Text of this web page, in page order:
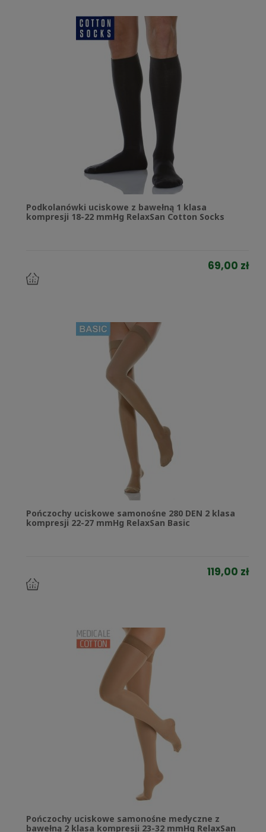
Podkolanówki uciskowe z bawełną 1 klasa
kompresji 18-22 mmHg RelaxSan Cotton Socks
69,00 zł
do
koszyka
Pończochy uciskowe samonośne 280 DEN 2 klasa
kompresji 22-27 mmHg RelaxSan Basic
119,00 zł
do
koszyka
Pończochy uciskowe samonośne medyczne z
bawełną 2 klasa kompresji 23-32 mmHg RelaxSan